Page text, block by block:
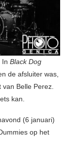
In Black Dog
de afsluiter was,
van Belle Perez.
kan.
(6 januari)
op het